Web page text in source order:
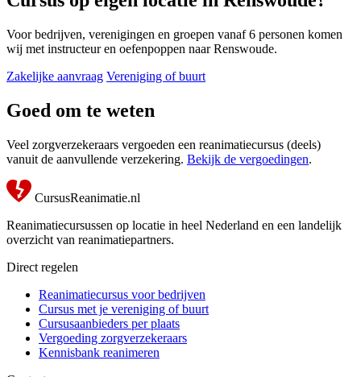
Voor bedrijven, verenigingen en groepen vanaf 6 personen komen
wij met instructeur en oefenpoppen naar Renswoude.
Zakelijke aanvraag Vereniging of buurt
Goed om te weten
Veel zorgverzekeraars vergoeden een reanimatiecursus (deels)
vanuit de aanvullende verzekering. Bekijk de vergoedingen.
CursusReanimatie.nl
Reanimatiecursussen op locatie in heel Nederland en een landelijk
overzicht van reanimatiepartners.
Direct regelen
Reanimatiecursus voor bedrijven
Cursus met je vereniging of buurt
Cursusaanbieders per plaats
Vergoeding zorgverzekeraars
Kennisbank reanimeren